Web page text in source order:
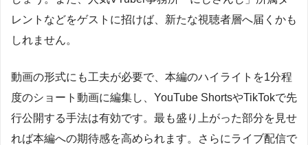
レントなどをゲストに招けば、新たな視聴者層へ届くかも
しれません。
動画の形式にも工夫が必要で、本編のハイライトを1分程
度のショート動画に編集し、YouTube ShortsやTikTokで先
行公開する手法は有効です。最も盛り上がった部分を見せ
れば本編への期待感を高められます。さらにライブ配信で